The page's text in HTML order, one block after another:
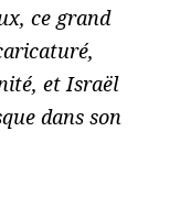
ce grand
et Israël
dans son